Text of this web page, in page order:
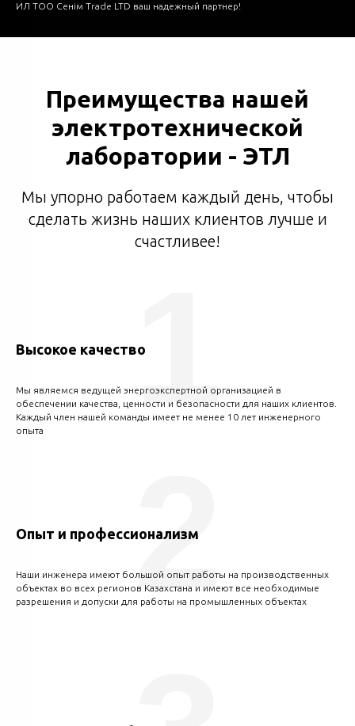
ИЛ ТОО Сенім Trade LTD ваш надежный партнер!
Преимущества нашей
электротехнической
лаборатории - ЭТЛ
Мы упорно работаем каждый день, чтобы
сделать жизнь наших клиентов лучше и
счастливее!
Высокое качество
Мы являемся ведущей энергоэкспертной организацией в
обеспечении качества, ценности и безопасности для наших клиентов.
Каждый член нашей команды имеет не менее 10 лет инженерного
опыта
1
Опыт и профессионализм
Наши инженера имеют большой опыт работы на производственных
объектах во всех регионов Казахстана и имеют все необходимые
разрешения и допуски для работы на промышленных объектах
2